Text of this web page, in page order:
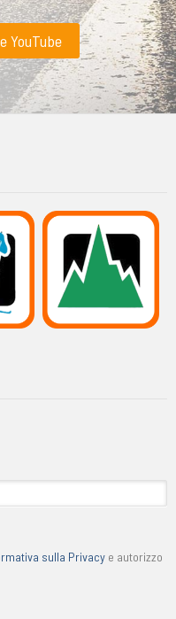
YouTube
sulla Privacy e autorizzo